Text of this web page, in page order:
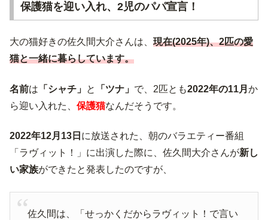
保護猫を迎い入れ、2児のパパ宣言！
大の猫好きの佐久間大介さんは、 現在(2025年)、2匹の愛
猫と一緒に暮らしています。
名前は 「シャチ」 と 「ツナ」 で、2匹とも2022年の11月 か
ら迎い入れた、 保護猫なんだそうです。
2022年12月13日 に放送された、朝のバラエティー番組
「ラヴィット！」に出演した際に、佐久間大介さんが新し
い家族ができたと発表したのですが、
佐久間は、「せっかくだからラヴィット！で言い